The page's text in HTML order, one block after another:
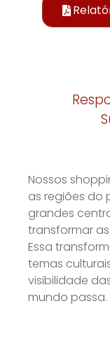
Nossos
as regiões do
grandes
transformar
Essa
temas
visibilidade
mundo passa.